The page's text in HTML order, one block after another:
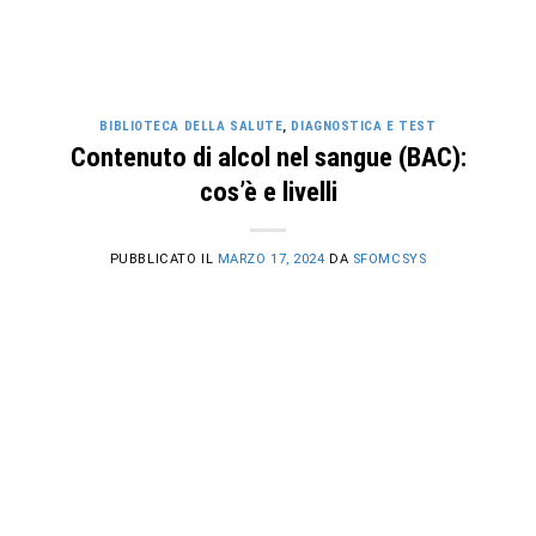
BIBLIOTECA DELLA SALUTE, DIAGNOSTICA E TEST
Contenuto di alcol nel sangue (BAC):
cos’è e livelli
PUBBLICATO IL MARZO 17, 2024 DA SFOMCSYS